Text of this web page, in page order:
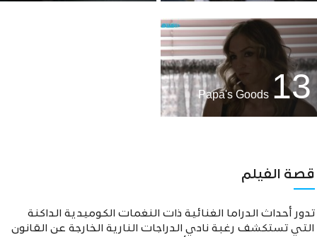
13
قصة الفيلم
تدور أحداث الدراما الغنائية ذات النغمات الكوميدية الداكنة
التي تستكشف رغبة نادي الدراجات النارية الخارجة عن القانون